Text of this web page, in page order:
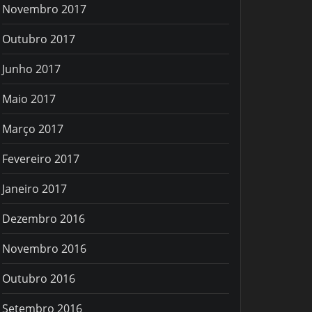
Novembro 2017
Outubro 2017
Junho 2017
Maio 2017
Março 2017
Fevereiro 2017
Janeiro 2017
Dezembro 2016
Novembro 2016
Outubro 2016
Setembro 2016